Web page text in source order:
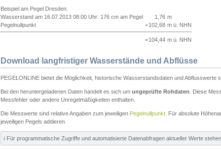
Beispiel am Pegel Dresden:
Wasserstand am 16.07.2013 08:00 Uhr: 176 cm am Pegel
1,76 m
Pegelnullpunkt
+102,68 m ü. NHN
=104,44 m ü. NHN
Download langfristiger Wasserstände und Abflüsse
PEGELONLINE bietet die Möglichkeit, historische Wasserstandsdaten und Abflusswerte
Bei den heruntergeladenen Daten handelt es sich um ungeprüfte Rohdaten . Diese
Messfehler oder andere Unregelmäßigkeiten enthalten.
Die Messwerte sind relative Angaben zum jeweiligen Pegelnullpunkt . Für absolute
jeweiligen Pegels addieren.
ℹ️ Für programmatische Zugriffe und automatisierte Datenabfragen aktueller Werte